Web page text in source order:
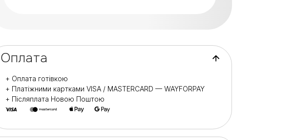
Оплата
+ Оплата готівкою
+ Платіжними картками VISA / MASTERCARD — WAYFORPAY
+ Післяплата Новою Поштою